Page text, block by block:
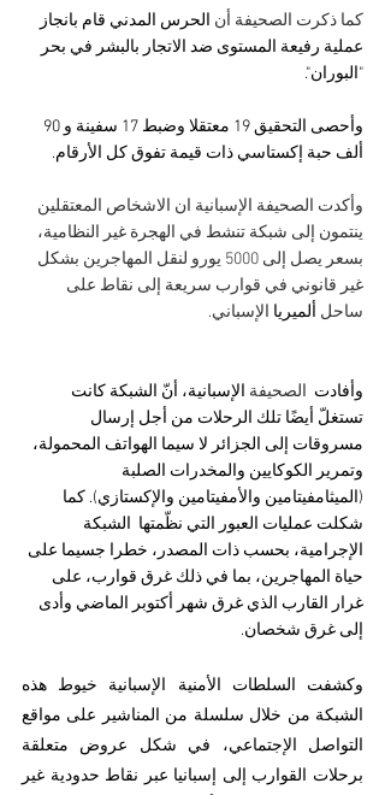
كما ذكرت الصحيفة أن الحرس المدني قام بانجاز
عملية رفيعة المستوى ضد الاتجار بالبشر في بحر
"البوران".
ألف حبة إكستاسي ذات قيمة تفوق كل الأرقام.
وأكدت الصحيفة الإسبانية ان الاشخاص المعتقلين
ينتمون إلى شبكة تنشط في الهجرة غير النظامية،
بسعر يصل إلى 5000 يورو لنقل المهاجرين بشكل
غير قانوني في قوارب سريعة إلى نقاط على
ساحل ألميريا الإسباني.
وأفادت الصحيفة الإسبانية، أنّ الشبكة كانت
تستغلّ أيضًا تلك الرحلات من أجل إرسال
مسروقات إلى الجزائر لا سيما الهواتف المحمولة،
وتمرير الكوكايين والمخدرات الصلبة
(الميثامفيتامين والأمفيتامين والإكستازي). كما
شكلت عمليات العبور التي نظّمتها الشبكة
الإجرامية، بحسب ذات المصدر، خطرا جسيما على
حياة المهاجرين، بما في ذلك غرق قوارب، على
غرار القارب الذي غرق شهر أكتوبر الماضي وأدى
إلى غرق شخصان.